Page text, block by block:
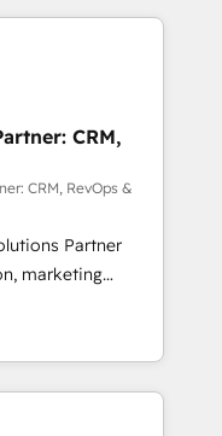
& French.
NetSuite,
fragmented
operations and
custom
- Custom
automation.
and lead
across
Service Hubs. -
and
scale, and
CRM,
CRM, RevOps &
Partner
marketing
data
automation,
HubSpot,
Digital
and